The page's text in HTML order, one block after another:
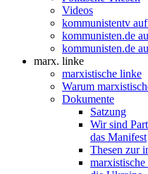
Videos
kommunistentv
kommunisten.de
kommunisten.de
marx. linke
marxistische linke
Warum
Dokumente
Satzung
Wir sind
das Manifest
Thesen zur